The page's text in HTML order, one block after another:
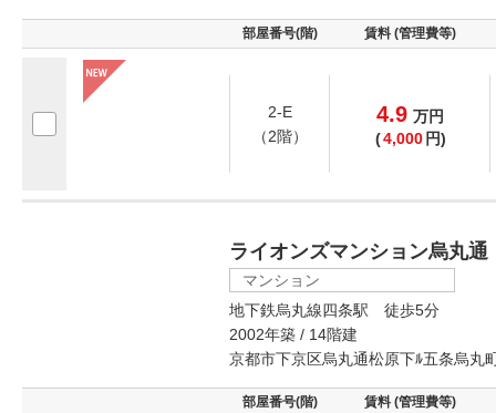
部屋番号(階) 賃料 (管理費等)
2-E
（2階）
4.9 万円
(4,000 円)
ライオンズマンション烏丸通
マンション
地下鉄烏丸線四条駅 徒歩5分
2002年築 / 14階建
京都市下京区烏丸通松原下ﾙ五条烏丸
部屋番号(階) 賃料 (管理費等)